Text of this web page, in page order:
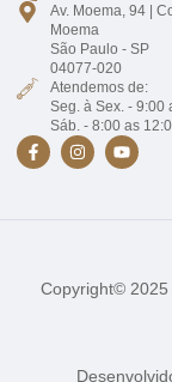
Av. Moema, 94 |
Moema
São Paulo - SP
04077-020
Atendemos de:
Seg. à Sex. - 9:00
Sáb. - 8:00 as
Copyright© 2025